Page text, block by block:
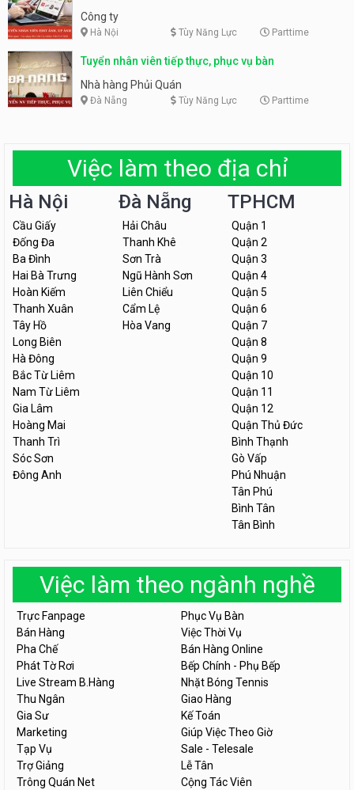
Công ty
Hà Nội Tùy Năng Lực Parttime
Tuyển nhân viên tiếp thực, phục vụ bàn
Nhà hàng Phủi Quán
Đà Nẵng Tùy Năng Lực Parttime
Việc làm theo địa chỉ
Hà Nội
Cầu Giấy
Đống Đa
Ba Đình
Hai Bà Trưng
Hoàn Kiếm
Thanh Xuân
Tây Hồ
Long Biên
Hà Đông
Bắc Từ Liêm
Nam Từ Liêm
Gia Lâm
Hoàng Mai
Thanh Trì
Sóc Sơn
Đông Anh
Đà Nẵng
Hải Châu
Thanh Khê
Sơn Trà
Ngũ Hành Sơn
Liên Chiểu
Cẩm Lệ
Hòa Vang
TPHCM
Quận 1
Quận 2
Quận 3
Quận 4
Quận 5
Quận 6
Quận 7
Quận 8
Quận 9
Quận 10
Quận 11
Quận 12
Quận Thủ Đức
Bình Thạnh
Gò Vấp
Phú Nhuận
Tân Phú
Bình Tân
Tân Bình
Việc làm theo ngành nghề
Trực Fanpage
Phục Vụ Bàn
Bán Hàng
Việc Thời Vụ
Pha Chế
Bán Hàng Online
Phát Tờ Rơi
Bếp Chính - Phụ Bếp
Live Stream B.Hàng
Nhặt Bóng Tennis
Thu Ngân
Giao Hàng
Gia Sư
Kế Toán
Marketing
Giúp Việc Theo Giờ
Tạp Vụ
Sale - Telesale
Trợ Giảng
Lễ Tân
Trông Quán Net
Cộng Tác Viên